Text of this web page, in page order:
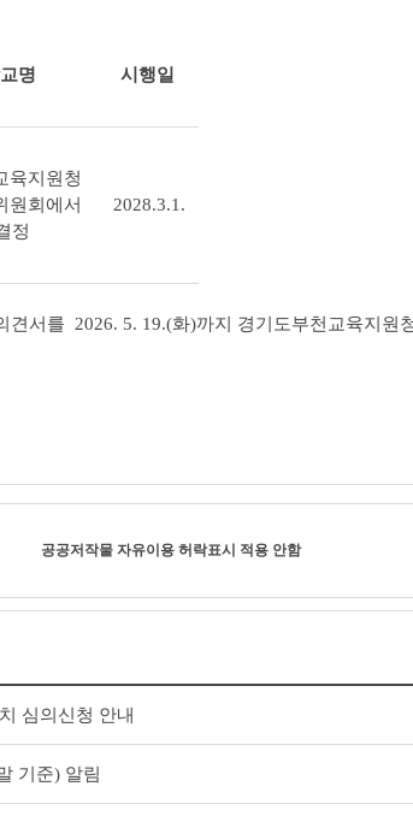
명
시행일
육지원청
원회에서
정
2028.3.1.
서를 2026. 5. 19.(화)까지 경기도부천교육지원
공공저작물 자유이용 허락표시 적용 안함
심의신청 안내
기준) 알림